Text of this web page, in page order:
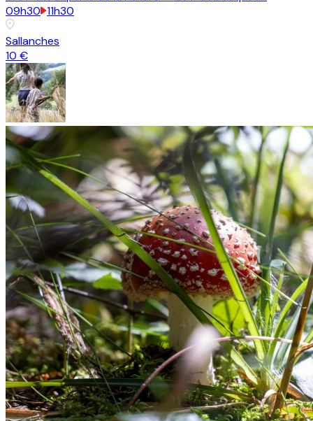
09h30 11h30
Sallanches
10 €